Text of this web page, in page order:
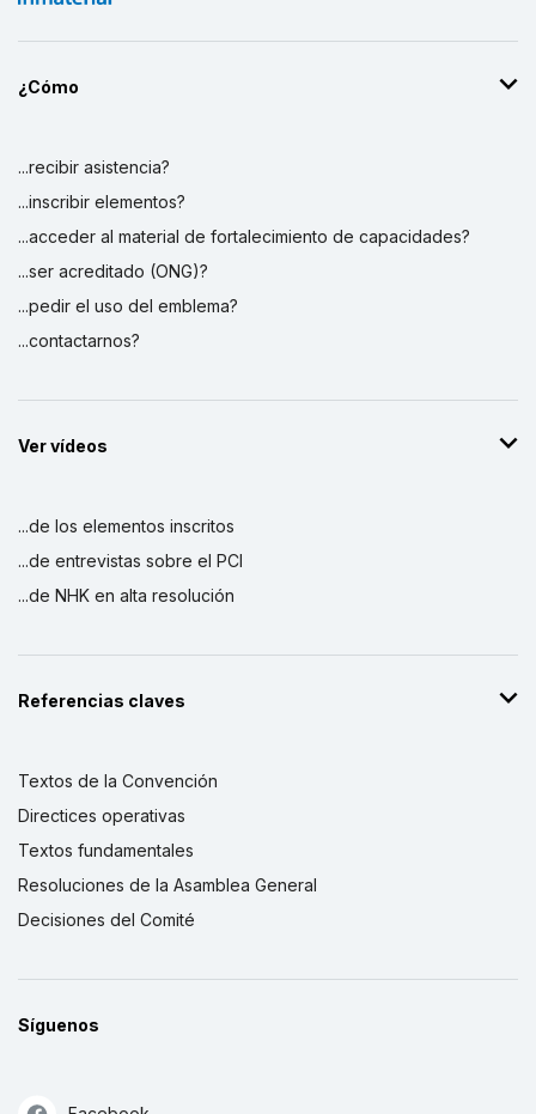
¿Cómo
...recibir asistencia?
...inscribir elementos?
...acceder al material de fortalecimiento de capacidades?
...ser acreditado (ONG)?
...pedir el uso del emblema?
...contactarnos?
Ver vídeos
...de los elementos inscritos
...de entrevistas sobre el PCI
...de NHK en alta resolución
Referencias claves
Textos de la Convención
Directices operativas
Textos fundamentales
Resoluciones de la Asamblea General
Decisiones del Comité
Síguenos